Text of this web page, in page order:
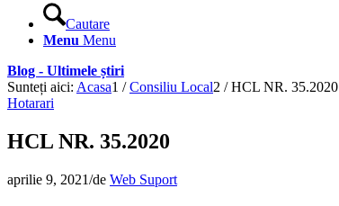
Cautare
Menu Menu
Blog - Ultimele știri
Sunteți aici: Acasa1 / Consiliu Local2 / HCL NR. 35.2020
Hotarari
HCL NR. 35.2020
aprilie 9, 2021/de Web Suport